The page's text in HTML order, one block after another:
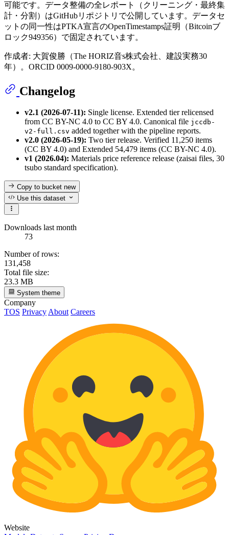
可能です。データ整備の全レポート（クリーニング・最終集
計・分割）はGitHubリポジトリで公開しています。データセ
ットの同一性はPTKA宣言のOpenTimestamps証明（Bitcoinブ
ロック949356）で固定されています。
作成者: 大賀俊勝（The HORIZ音s株式会社、建設実務30
年）。ORCID 0009-0000-9180-903X。
Changelog
v2.1 (2026-07-11): Single license. Extended tier relicensed
from CC BY-NC 4.0 to CC BY 4.0. Canonical file jccdb-
v2-full.csv added together with the pipeline reports.
v2.0 (2026-05-19): Two tier release. Verified 11,250 items
(CC BY 4.0) and Extended 54,479 items (CC BY-NC 4.0).
v1 (2026.04): Materials price reference release (zaisai files, 30
tsubo standard specification).
Copy to bucketnew
Use this dataset
Downloads last month
73
Number of rows:
131,458
Total file size:
23.3 MB
System theme
Company
TOS Privacy About Careers
Website